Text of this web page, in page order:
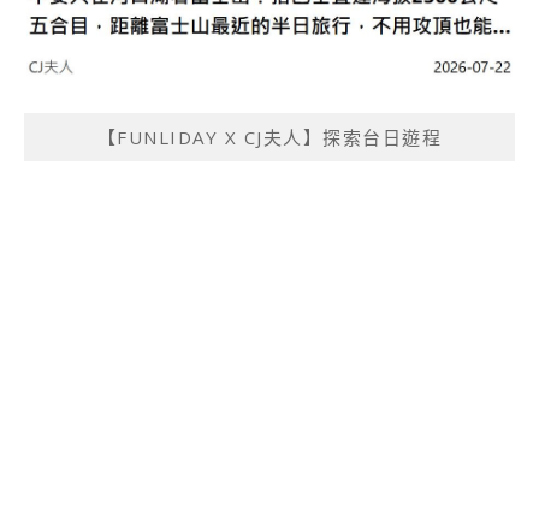
【FUNLIDAY X CJ夫人】探索台日遊程